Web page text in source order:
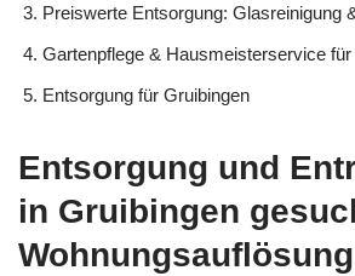
Preiswerte Entsorgung: Glasreinigung
Gartenpflege & Hausmeisterservice
Entsorgung für Gruibingen
Entsorgung und
in Gruibingen